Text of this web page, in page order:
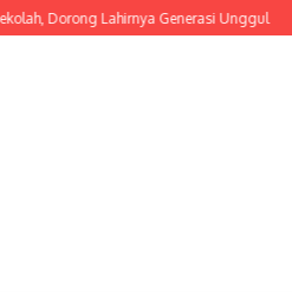
Lahirnya Generasi Unggul Pererat